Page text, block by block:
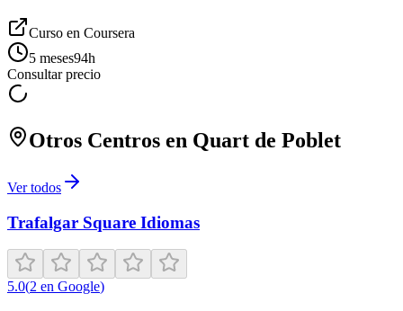
Curso en Coursera
5 meses94h
Consultar precio
Otros Centros en Quart de Poblet
Ver todos
Trafalgar Square Idiomas
5.0(2 en Google)